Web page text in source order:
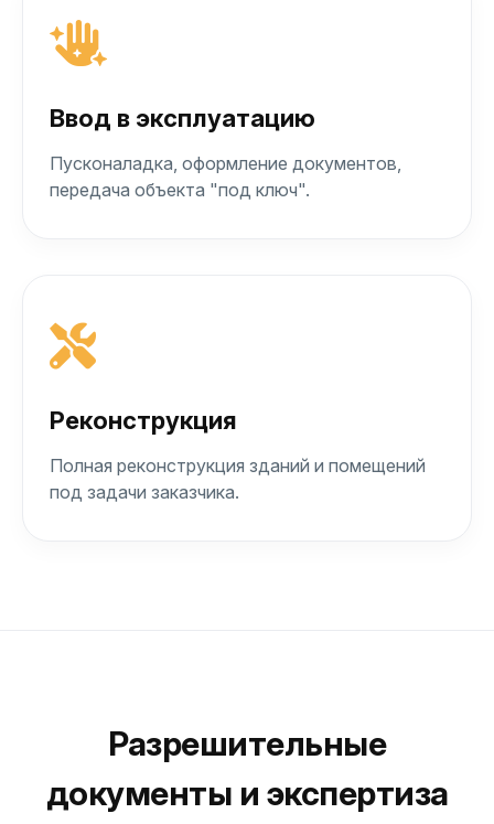
Ввод в эксплуатацию
Пусконаладка, оформление документов,
передача объекта "под ключ".
Реконструкция
Полная реконструкция зданий и помещений
под задачи заказчика.
Разрешительные
документы и экспертиза